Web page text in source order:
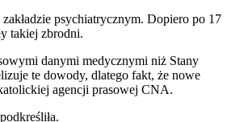
psychiatrycznym. Dopiero po 17
takiej zbrodni.
danymi medycznymi niż Stany
te dowody, dlatego fakt, że nowe
agencji prasowej CNA.
podkreśliła.